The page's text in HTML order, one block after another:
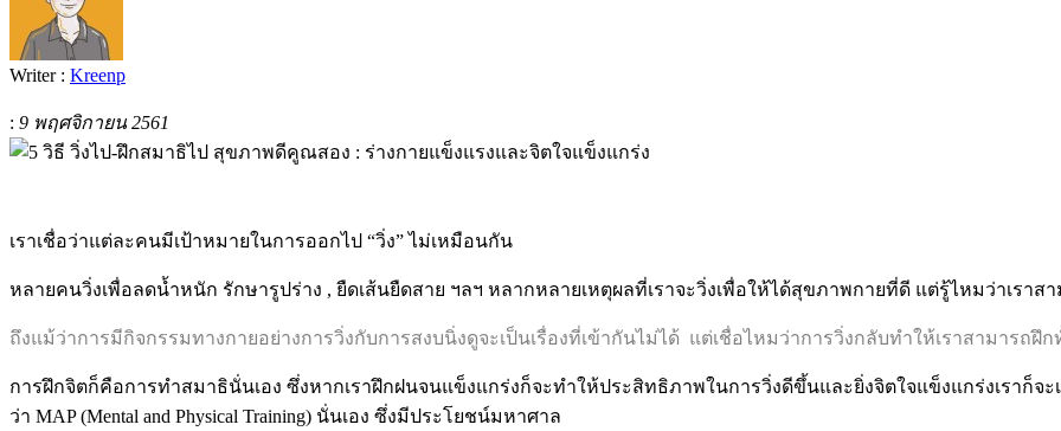
Writer : Kreenp
: 9 พฤศจิกายน 2561
เราเชื่อว่าแต่ละคนมีเป้าหมายในการออกไป “วิ่ง” ไม่เหมือนกัน
หลายคนวิ่งเพื่อลดน้ำหนัก รักษารูปร่าง , ยืดเส้นยืดสาย ฯลฯ หลากหลายเหตุผลที่เราจะวิ่งเพื่อให้ได้สุขภาพกายที่ดี แต่รู้ไหมว่าเรา
ถึงแม้ว่าการมีกิจกรรมทางกายอย่างการวิ่งกับการสงบนิ่งดูจะเป็นเรื่องที่เข้ากันไม่ได้ แต่เชื่อไหมว่าการวิ่งกลับทำให้เราสามารถฝึก
การฝึกจิตก็คือการทำสมาธินั่นเอง ซึ่งหากเราฝึกฝนจนแข็งแกร่งก็จะทำให้ประสิทธิภาพในการวิ่งดีขึ้นและยิ่งจิตใจแข็งแกร่งเราก็จ
ว่า MAP (Mental and Physical Training) นั่นเอง ซึ่งมีประโยชน์มหาศาล